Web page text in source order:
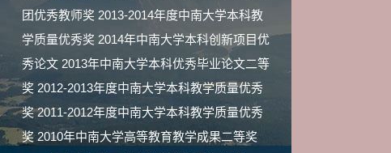
团优秀教师奖 2013-2014年度中南大学本科教
学质量优秀奖 2014年中南大学本科创新项目优
秀论文 2013年中南大学本科优秀毕业论文二等
奖 2012-2013年度中南大学本科教学质量优秀
奖 2011-2012年度中南大学本科教学质量优秀
奖 2010年中南大学高等教育教学成果二等奖